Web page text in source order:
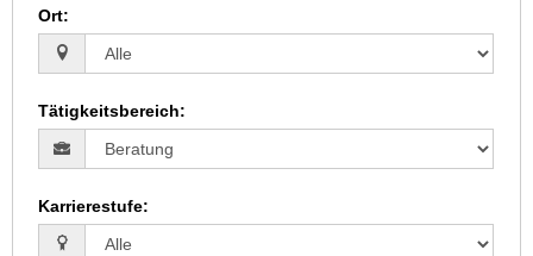
Ort:
Tätigkeitsbereich:
Karrierestufe: